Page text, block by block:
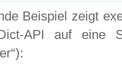
Beispiel zeigt
API auf eine